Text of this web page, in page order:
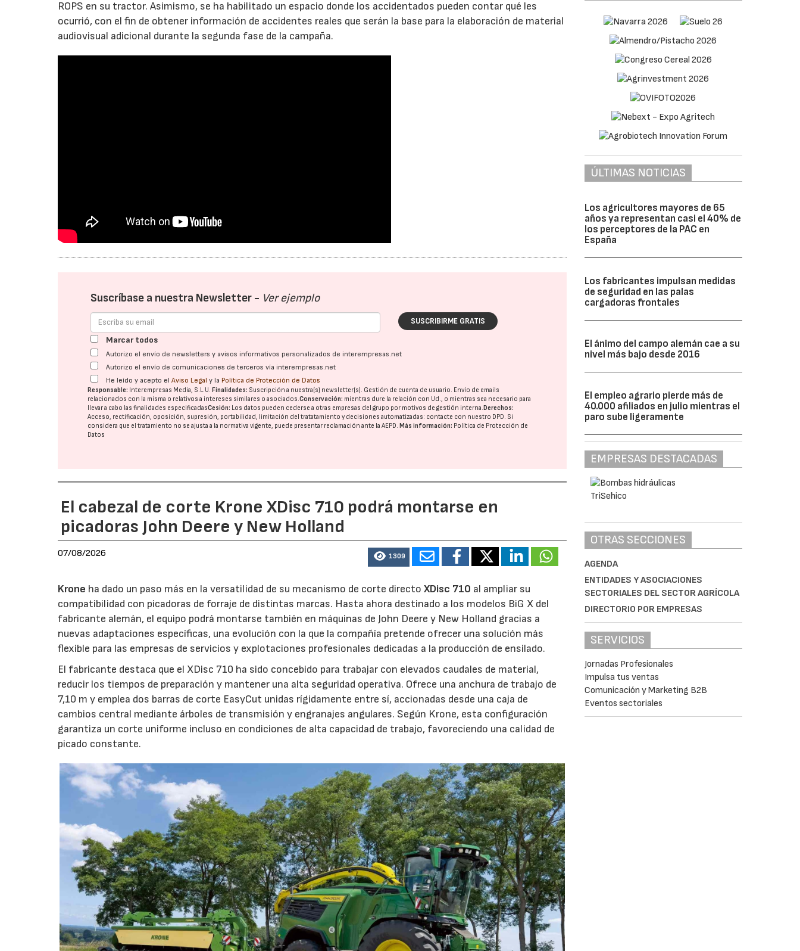
ROPS en su tractor. Asimismo, se ha habilitado un espacio donde los accidentados pueden contar qué les
ocurrió, con el fin de obtener información de accidentes reales que serán la base para la elaboración de material
audiovisual adicional durante la segunda fase de la campaña.
Suscríbase a nuestra Newsletter - Ver ejemplo
SUSCRIBIRME GRATIS
Marcar todos
Autorizo el envío de newsletters y avisos informativos personalizados de interempresas.net
Autorizo el envío de comunicaciones de terceros vía interempresas.net
He leído y acepto elAviso Legal y la Política de Protección de Datos
Responsable: Interempresas Media, S.L.U.Finalidades: Suscripción a nuestra(s) newsletter(s). Gestión de cuenta de usuario. Envío de emails
relacionados con la misma o relativos a intereses similares o asociados.Conservación: mientras dure la relación con Ud., o mientras sea necesario para
llevar a cabo las finalidades especificadasCesión: Los datos pueden cederse a otras empresas del grupo por motivos de gestión interna.Derechos:
Acceso, rectificación, oposición, supresión, portabilidad, limitación del tratatamiento y decisiones automatizadas: contacte con nuestro DPD. Si
considera que el tratamiento no se ajusta a la normativa vigente, puede presentar reclamación ante laAEPD.Más información: Política de Protección de
Datos
El cabezal de corte Krone XDisc 710 podrá montarse en
picadoras John Deere y New Holland
07/08/2026 1309
Krone ha dado un paso más en la versatilidad de su mecanismo de corte directoXDisc 710 al ampliar su
compatibilidad con picadoras de forraje de distintas marcas. Hasta ahora destinado a los modelos BiG X del
fabricante alemán, el equipo podrá montarse también en máquinas de John Deere y New Holland gracias a
nuevas adaptaciones específicas, una evolución con la que la compañía pretende ofrecer una solución más
flexible para las empresas de servicios y explotaciones profesionales dedicadas a la producción de ensilado.
El fabricante destaca que el XDisc 710 ha sido concebido para trabajar con elevados caudales de material,
reducir los tiempos de preparación y mantener una alta seguridad operativa. Ofrece una anchura de trabajo de
7,10 m y emplea dos barras de corte EasyCut unidas rígidamente entre sí, accionadas desde una caja de
cambios central mediante árboles de transmisión y engranajes angulares. Según Krone, esta configuración
garantiza un corte uniforme incluso en condiciones de alta capacidad de trabajo, favoreciendo una calidad de
picado constante.
ÚLTIMAS NOTICIAS
Los agricultores mayores de 65
años ya representan casi el 40% de
los perceptores de la PAC en
España
Los fabricantes impulsan medidas
de seguridad en las palas
cargadoras frontales
El ánimo del campo alemán cae a su
nivel más bajo desde 2016
El empleo agrario pierde más de
40.000 afiliados en julio mientras el
paro sube ligeramente
EMPRESAS DESTACADAS
OTRAS SECCIONES
AGENDA
ENTIDADES Y ASOCIACIONES
SECTORIALES DEL SECTOR AGRÍCOLA
DIRECTORIO POR EMPRESAS
SERVICIOS
Jornadas Profesionales
Impulsa tus ventas
Comunicación y Marketing B2B
Eventos sectoriales